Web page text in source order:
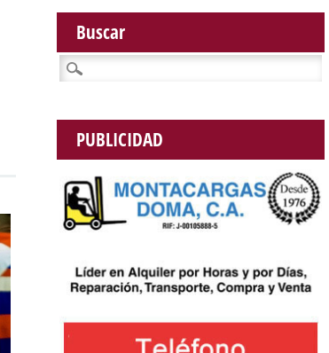
Buscar
Buscar:
PUBLICIDAD